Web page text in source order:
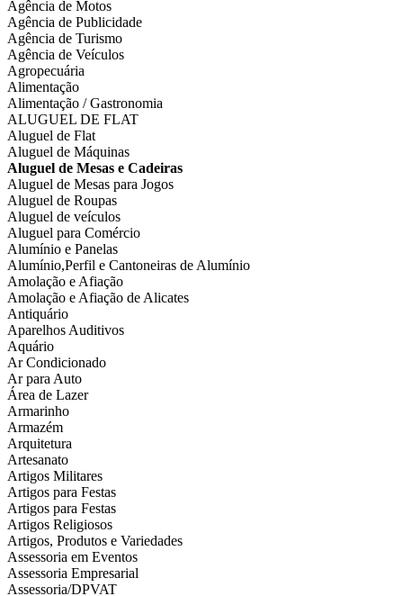
Agência de Motos
Agência de Publicidade
Agência de Turismo
Agência de Veículos
Agropecuária
Alimentação
Alimentação / Gastronomia
ALUGUEL DE FLAT
Aluguel de Flat
Aluguel de Máquinas
Aluguel de Mesas e Cadeiras
Aluguel de Mesas para Jogos
Aluguel de Roupas
Aluguel de veículos
Aluguel para Comércio
Alumínio e Panelas
Alumínio,Perfil e Cantoneiras de Alumínio
Amolação e Afiação
Amolação e Afiação de Alicates
Antiquário
Aparelhos Auditivos
Aquário
Ar Condicionado
Ar para Auto
Área de Lazer
Armarinho
Armazém
Arquitetura
Artesanato
Artigos Militares
Artigos para Festas
Artigos para Festas
Artigos Religiosos
Artigos, Produtos e Variedades
Assessoria em Eventos
Assessoria Empresarial
Assessoria/DPVAT